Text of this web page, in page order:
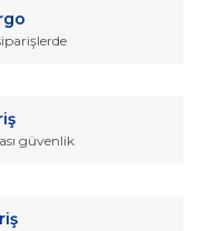
güvenlik